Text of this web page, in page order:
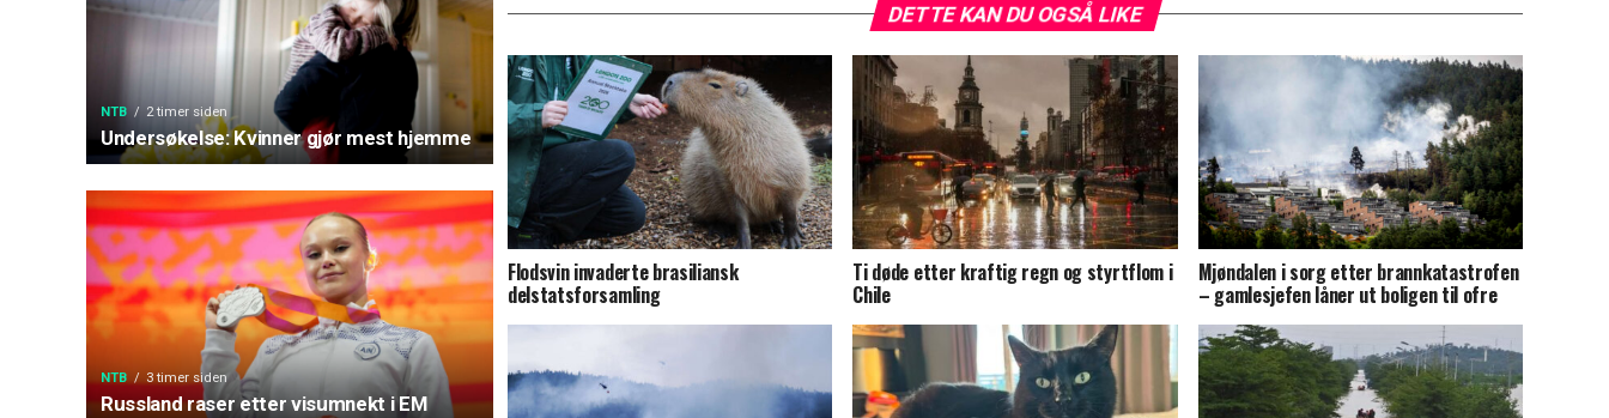
NTB 2 timer siden
Undersøkelse: Kvinner gjør mest hjemme
NTB 3 timer siden
Russland raser etter visumnekt i EM
DETTE KAN DU OGSÅ LIKE
Flodsvin invaderte brasiliansk
delstatsforsamling
Ti døde etter kraftig regn og styrtflom i
Chile
Mjøndalen i sorg etter brannkatastrofen
– gamlesjefen låner ut boligen til ofre